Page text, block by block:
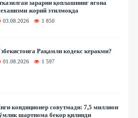
зарарни қоплашнинг ягона
жорий этилмоқда
03.08.2026 1 850
Рақамли кодекс керакми?
01.08.2026 1 597
кондиционер совутмади: 7,5 миллион
шартнома бекор қилинди